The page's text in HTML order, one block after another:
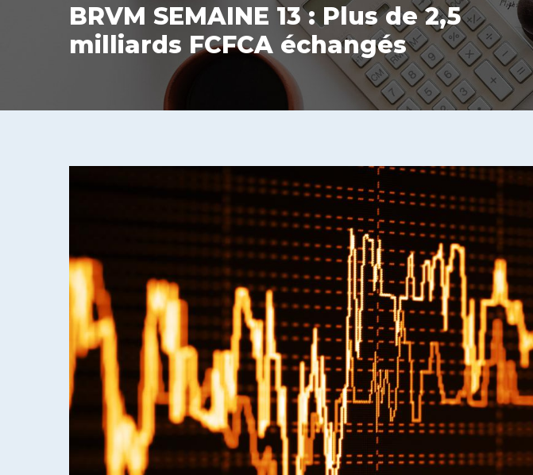
BRVM SEMAINE 13 : Plus de 2,5
milliards FCFCA échangés